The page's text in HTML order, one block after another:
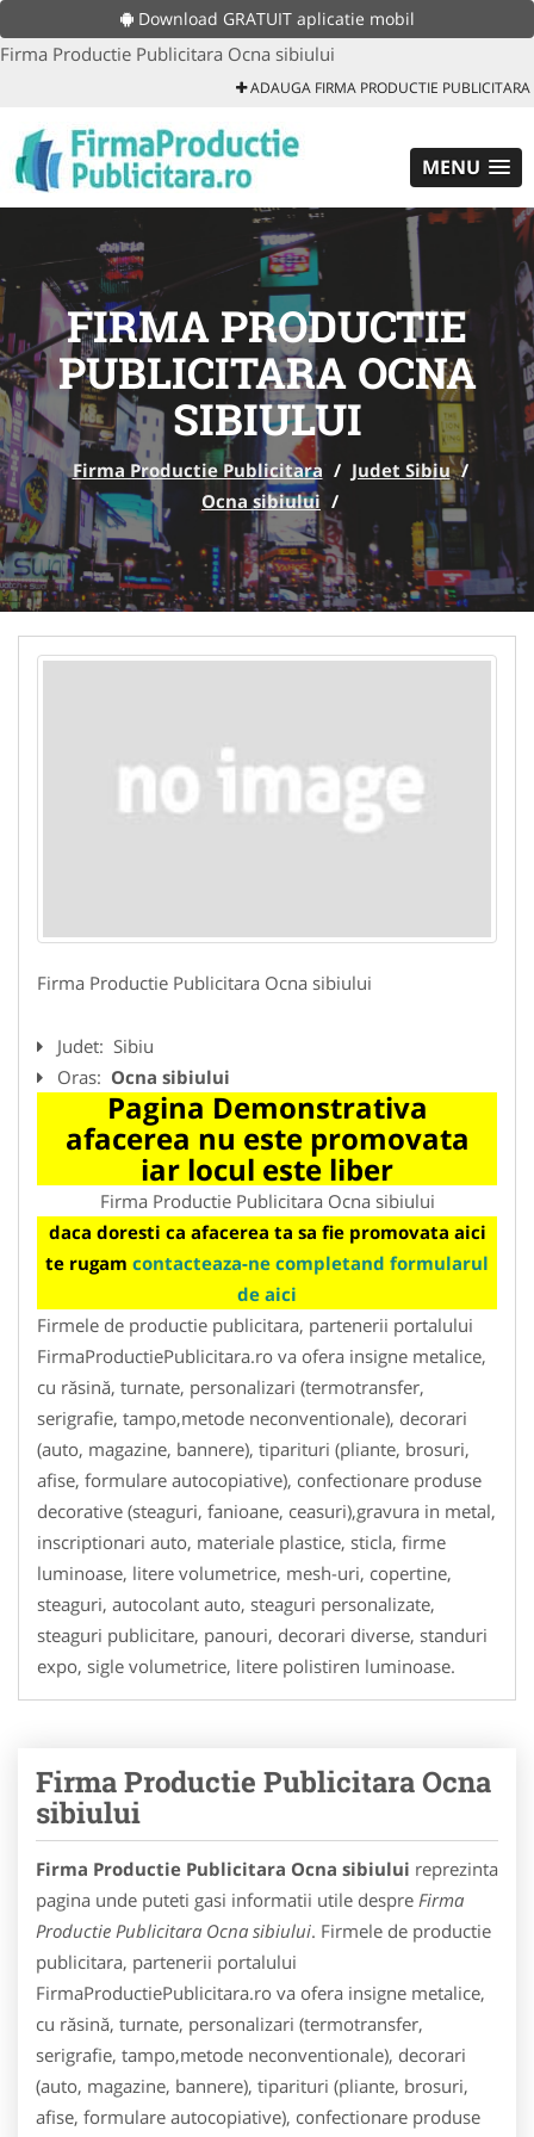
Download GRATUIT aplicatie mobil
Firma Productie Publicitara Ocna sibiului
ADAUGA FIRMA PRODUCTIE PUBLICITARA
MENU
FIRMA PRODUCTIE
PUBLICITARA OCNA
SIBIULUI
Firma Productie Publicitara / Judet Sibiu /
Ocna sibiului /
Firma Productie Publicitara Ocna sibiului
Judet: Sibiu
Oras: Ocna sibiului
Pagina Demonstrativa
afacerea nu este promovata
iar locul este liber
Firma Productie Publicitara Ocna sibiului
daca doresti ca afacerea ta sa fie promovata aici
te rugam contacteaza-ne completand formularul
de aici
Firmele de productie publicitara, partenerii portalului
FirmaProductiePublicitara.ro va ofera insigne metalice,
cu răsină, turnate, personalizari (termotransfer,
serigrafie, tampo,metode neconventionale), decorari
(auto, magazine, bannere), tiparituri (pliante, brosuri,
afise, formulare autocopiative), confectionare produse
decorative (steaguri, fanioane, ceasuri),gravura in metal,
inscriptionari auto, materiale plastice, sticla, firme
luminoase, litere volumetrice, mesh-uri, copertine,
steaguri, autocolant auto, steaguri personalizate,
steaguri publicitare, panouri, decorari diverse, standuri
expo, sigle volumetrice, litere polistiren luminoase.
Firma Productie Publicitara Ocna
sibiului
Firma Productie Publicitara Ocna sibiului reprezinta
pagina unde puteti gasi informatii utile despre Firma
Productie Publicitara Ocna sibiului. Firmele de productie
publicitara, partenerii portalului
FirmaProductiePublicitara.ro va ofera insigne metalice,
cu răsină, turnate, personalizari (termotransfer,
serigrafie, tampo,metode neconventionale), decorari
(auto, magazine, bannere), tiparituri (pliante, brosuri,
afise, formulare autocopiative), confectionare produse